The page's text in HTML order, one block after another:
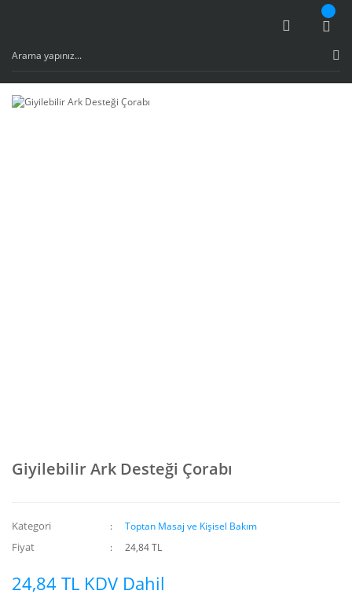
Giyilebilir Ark Desteği Çorabı
Kategori Toptan Masaj ve Kişisel Bakım
Fiyat 24,84 TL
24,84 TL KDV Dahil